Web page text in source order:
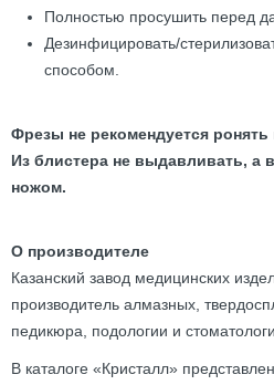
Полностью просушить перед
Дезинфицировать/
способом.
Фрезы не рекомендуется
Из блистера не выдавливать, а
ножом.
О производителе
Казанский завод медицинских
производитель алмазных,
педикюра, подологии и
В каталоге «Кристалл»